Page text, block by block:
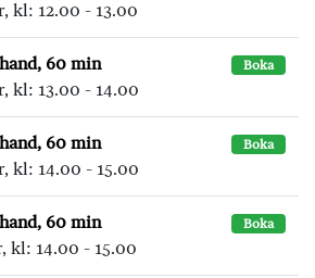
kl: 12.00 - 13.00
60 min Boka
kl: 13.00 - 14.00
60 min Boka
kl: 14.00 - 15.00
60 min Boka
kl: 14.00 - 15.00